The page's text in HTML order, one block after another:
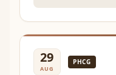
29
AUG
PHCG